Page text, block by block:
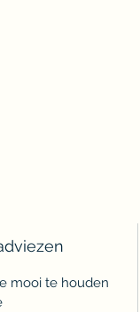
mooi te houden